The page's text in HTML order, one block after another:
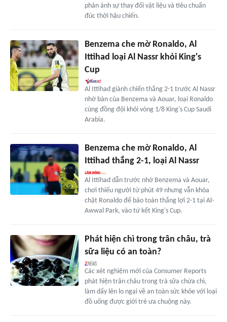
phản ánh sự thay đổi vật liệu và tiêu chuẩn
đúc thời hậu chiến.
Benzema che mờ Ronaldo, Al
Ittihad loại Al Nassr khỏi King's
Cup
Al Ittihad giành chiến thắng 2-1 trước Al Nassr
nhờ bàn của Benzema và Aouar, loại Ronaldo
cùng đồng đội khỏi vòng 1/8 King's Cup Saudi
Arabia.
Benzema che mờ Ronaldo, Al
Ittihad thắng 2-1, loại Al Nassr
Al Ittihad dẫn trước nhờ Benzema và Aouar,
chơi thiếu người từ phút 49 nhưng vẫn khóa
chặt Ronaldo để bảo toàn thắng lợi 2-1 tại Al-
Awwal Park, vào tứ kết King's Cup.
Phát hiện chì trong trân châu, trà
sữa liệu có an toàn?
Các xét nghiệm mới của Consumer Reports
phát hiện trân châu trong trà sữa chứa chì,
làm dấy lên lo ngại về an toàn sức khỏe với loại
đồ uống được giới trẻ ưa chuộng này.